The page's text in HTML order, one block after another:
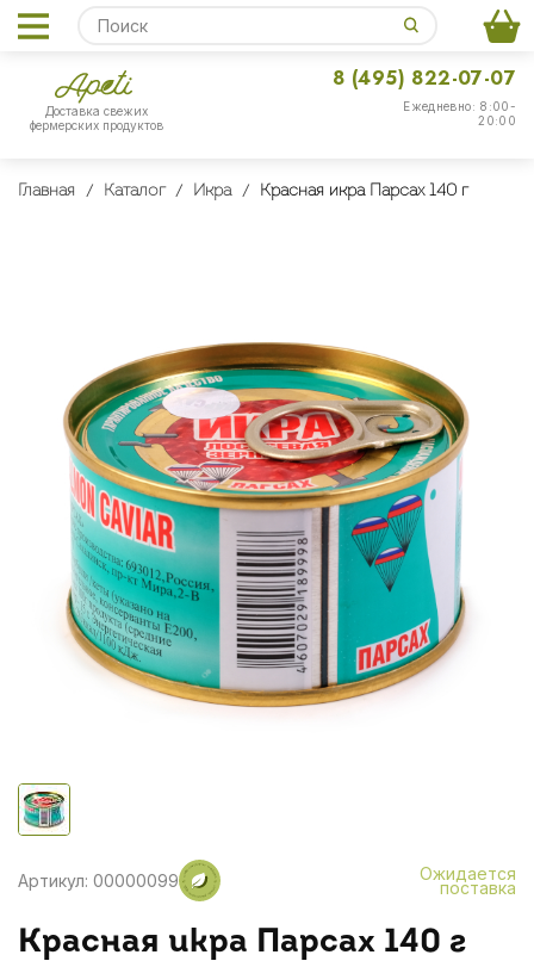
Доставка свежих
фермерских продуктов
Ежедневно: 8:00-
20:00
8 (495) 822-07-07
Главная Каталог Икра Красная икра Парсах 140 г
Артикул: 00000099 Ожидается
поставка
Красная икра Парсах 140 г